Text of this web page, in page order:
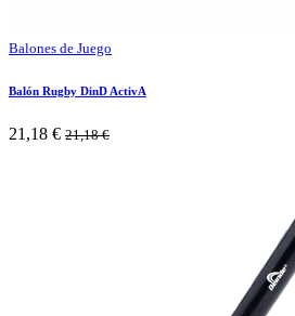
Balones de Juego
Balón Rugby DinD ActivA
21,18 € 21,18€